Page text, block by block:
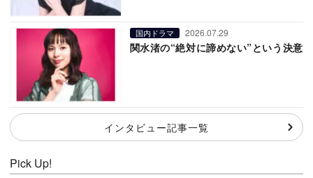
国内ドラマ 2026.07.29
関水渚の“絶対に諦めない”という決意
インタビュー記事一覧
Pick Up!